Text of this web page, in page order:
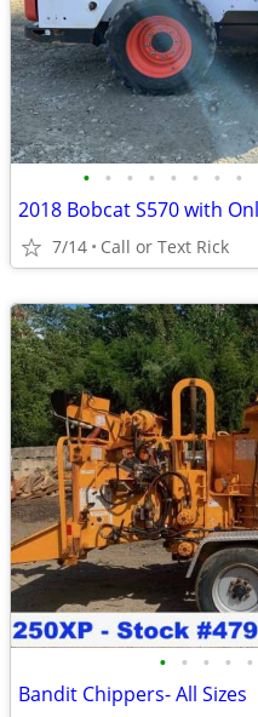
• • • • • • • •
2018 Bobcat S570 with
7/14 Call or Text Rick
• • • • •
Bandit Chippers- All Sizes